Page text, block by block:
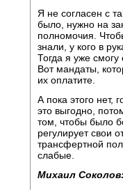
Я не согласен с
было, нужно на
полномочия.
знали, у кого в
Тогда я уже
Вот мандаты,
их оплатите.
А пока этого нет,
это выгодно,
том, чтобы было
регулирует свои
трансфертной
слабые.
Михаил